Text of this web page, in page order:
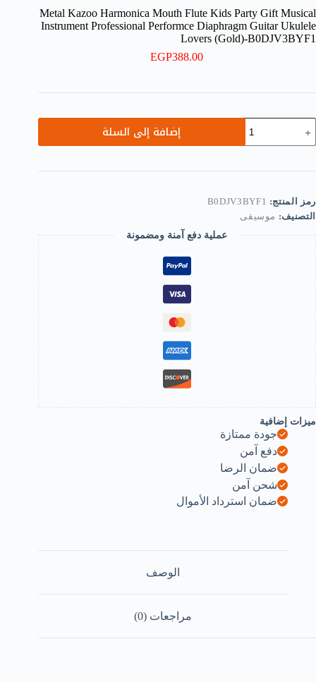
Metal Kazoo Harmonica Mouth Flute Kids Party Gift Musical
Instrument Professional Performce Diaphragm Guitar Ukulele
Lovers (Gold)-B0DJV3BYF1
EGP388.00
Metal
Kazoo
Mouth
Kids
Party
Gift
Instrument
Professional
Performce
Diaphragm
Guitar
Ukulele
Lovers
(Gold)-
B0DJV3BYF1
إضافة إلى السلة
رمز المنتج: B0DJV3BYF1
التصنيف: موسيقى
عملية دفع آمنة ومضمونة
ميزات إضافية
جودة ممتازة
دفع آمن
ضمان الرضا
شحن آمن
ضمان استرداد الأموال
الوصف
مراجعات (0)